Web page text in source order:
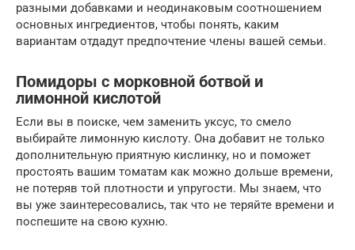
разными добавками и неодинаковым соотношением
основных ингредиентов, чтобы понять, каким
вариантам отдадут предпочтение члены вашей семьи.
Помидоры с морковной ботвой и
лимонной кислотой
Если вы в поиске, чем заменить уксус, то смело
выбирайте лимонную кислоту. Она добавит не только
дополнительную приятную кислинку, но и поможет
простоять вашим томатам как можно дольше времени,
не потеряв той плотности и упругости. Мы знаем, что
вы уже заинтересовались, так что не теряйте времени и
поспешите на свою кухню.